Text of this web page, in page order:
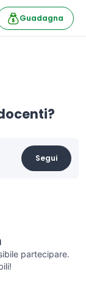
Guadagna
Segui
opinioni
bastano
utile a tutta la
partecipare.